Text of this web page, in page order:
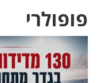
פופולרי